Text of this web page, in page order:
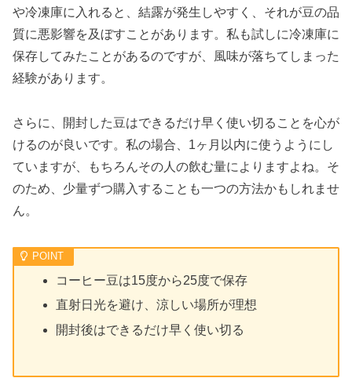
や冷凍庫に入れると、結露が発生しやすく、それが豆の品
質に悪影響を及ぼすことがあります。私も試しに冷凍庫に
保存してみたことがあるのですが、風味が落ちてしまった
経験があります。
さらに、開封した豆はできるだけ早く使い切ることを心が
けるのが良いです。私の場合、1ヶ月以内に使うようにし
ていますが、もちろんその人の飲む量によりますよね。そ
のため、少量ずつ購入することも一つの方法かもしれませ
ん。
コーヒー豆は15度から25度で保存
直射日光を避け、涼しい場所が理想
開封後はできるだけ早く使い切る